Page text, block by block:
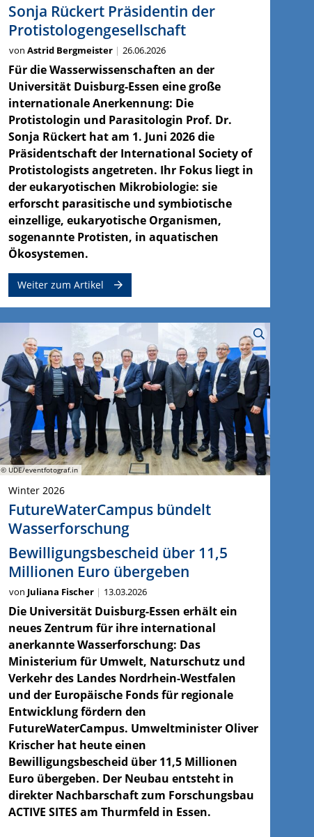
Sonja Rückert Präsidentin der
Protistologengesellschaft
von Astrid Bergmeister 26.06.2026
Für die Wasserwissenschaften an der
Universität Duisburg-Essen eine große
internationale Anerkennung: Die
Protistologin und Parasitologin Prof. Dr.
Sonja Rückert hat am 1. Juni 2026 die
Präsidentschaft der International Society of
Protistologists angetreten. Ihr Fokus liegt in
der eukaryotischen Mikrobiologie: sie
erforscht parasitische und symbiotische
einzellige, eukaryotische Organismen,
sogenannte Protisten, in aquatischen
Ökosystemen.
Weiter zum Artikel
© UDE/eventfotograf.in
Winter 2026
FutureWaterCampus bündelt
Wasserforschung
Bewilligungsbescheid über 11,5
Millionen Euro übergeben
von Juliana Fischer 13.03.2026
Die Universität Duisburg-Essen erhält ein
neues Zentrum für ihre international
anerkannte Wasserforschung: Das
Ministerium für Umwelt, Naturschutz und
Verkehr des Landes Nordrhein-Westfalen
und der Europäische Fonds für regionale
Entwicklung fördern den
FutureWaterCampus. Umweltminister Oliver
Krischer hat heute einen
Bewilligungsbescheid über 11,5 Millionen
Euro übergeben. Der Neubau entsteht in
direkter Nachbarschaft zum Forschungsbau
ACTIVE SITES am Thurmfeld in Essen.